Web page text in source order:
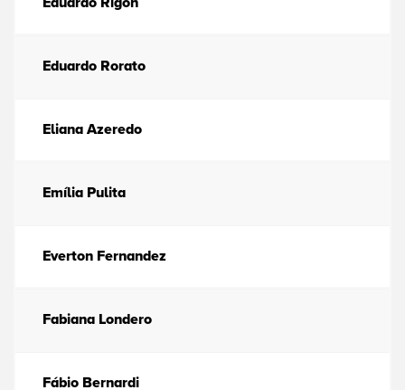
Eduardo Rorato
Eliana Azeredo
Emília Pulita
Everton Fernandez
Fabiana Londero
Fábio Bernardi